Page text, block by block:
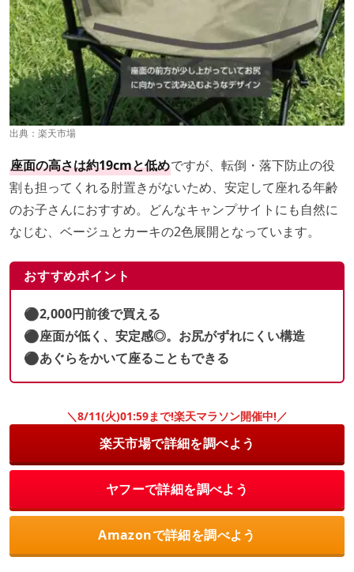
出典： 楽天市場
座面の高さは約19cmと低めですが、転倒・落下防止の役
割も担ってくれる肘置きがないため、安定して座れる年齢
のお子さんにおすすめ。どんなキャンプサイトにも自然に
なじむ、ベージュとカーキの2色展開となっています。
おすすめポイント
⚫︎2,000円前後で買える
⚫︎座面が低く、安定感◎。お尻がずれにくい構造
⚫︎あぐらをかいて座ることもできる
＼8/11(火)01:59まで!楽天マラソン開催中!／
楽天市場で詳細を調べよう
ヤフーで詳細を調べよう
Amazonで詳細を調べよう